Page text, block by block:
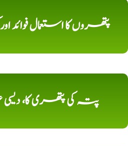
پتھروں کا استعمال
پتہ کی پتھری کا،